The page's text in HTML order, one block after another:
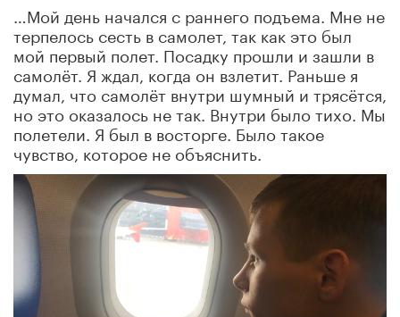
…Мой день начался с раннего подъема. Мне не
терпелось сесть в самолет, так как это был
мой первый полет. Посадку прошли и зашли в
самолёт. Я ждал, когда он взлетит. Раньше я
думал, что самолёт внутри шумный и трясётся,
но это оказалось не так. Внутри было тихо. Мы
полетели. Я был в восторге. Было такое
чувство, которое не объяснить.